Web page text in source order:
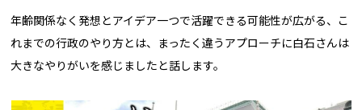
年齢関係なく発想とアイデア一つで活躍できる可能性が広がる――、こ
れまでの行政のやり方とは、まったく違うアプローチに白石さんは
大きなやりがいを感じましたと話します。